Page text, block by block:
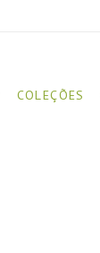
COLEÇÕES